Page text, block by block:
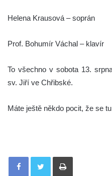
Helena Krausová – soprán
Prof. Bohumír Váchal – klavír
To všechno v sobota 13.
sv. Jiří ve Chřibské.
Máte ještě někdo pocit, že se
Tisknout